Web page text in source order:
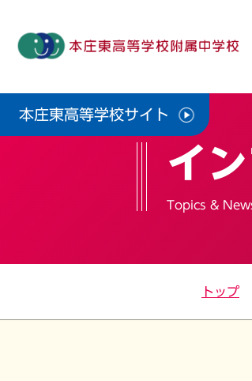
本庄東高等学校サイト
イ
Topics &
トップ